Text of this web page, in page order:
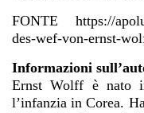
FONTE https://
des-wef-von-ernst-
Informazioni
Ernst Wolff è nato
l’infanzia in Corea.